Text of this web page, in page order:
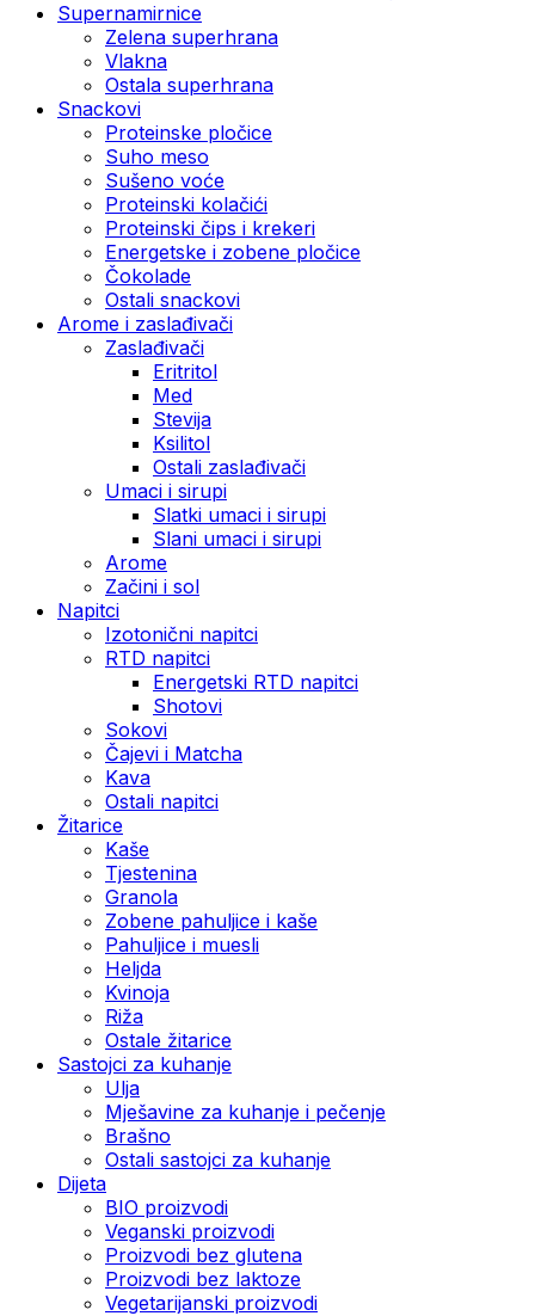
Supernamirnice
Zelena superhrana
Vlakna
Ostala superhrana
Snackovi
Proteinske pločice
Suho meso
Sušeno voće
Proteinski kolačići
Proteinski čips i krekeri
Energetske i zobene pločice
Čokolade
Ostali snackovi
Arome i zaslađivači
Zaslađivači
Eritritol
Med
Stevija
Ksilitol
Ostali zaslađivači
Umaci i sirupi
Slatki umaci i sirupi
Slani umaci i sirupi
Arome
Začini i sol
Napitci
Izotonični napitci
RTD napitci
Energetski RTD napitci
Shotovi
Sokovi
Čajevi i Matcha
Kava
Ostali napitci
Žitarice
Kaše
Tjestenina
Granola
Zobene pahuljice i kaše
Pahuljice i muesli
Heljda
Kvinoja
Riža
Ostale žitarice
Sastojci za kuhanje
Ulja
Mješavine za kuhanje i pečenje
Brašno
Ostali sastojci za kuhanje
Dijeta
BIO proizvodi
Veganski proizvodi
Proizvodi bez glutena
Proizvodi bez laktoze
Vegetarijanski proizvodi